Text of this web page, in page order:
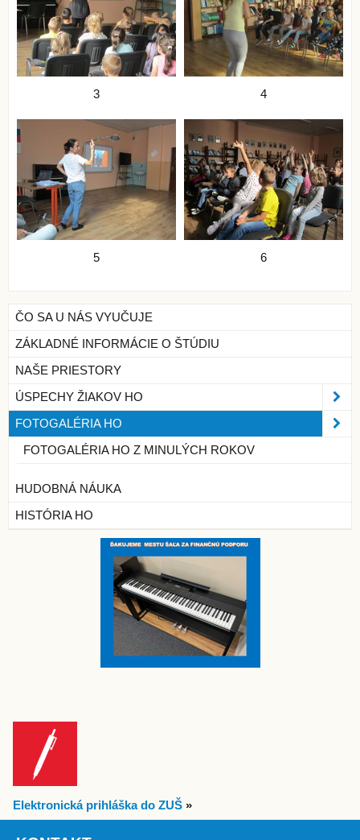
3 4
5 6
ČO SA U NÁS VYUČUJE
ZÁKLADNÉ INFORMÁCIE O ŠTÚDIU
NAŠE PRIESTORY
ÚSPECHY ŽIAKOV HO
FOTOGALÉRIA HO
FOTOGALÉRIA HO Z MINULÝCH ROKOV
HUDOBNÁ NÁUKA
HISTÓRIA HO
Elektronická prihláška do ZUŠ »